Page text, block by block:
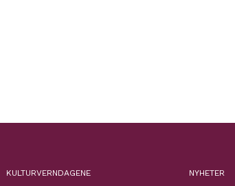
KULTURVERNDAGENE NYHETER